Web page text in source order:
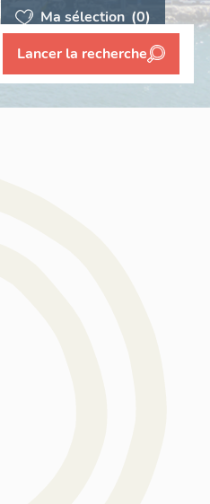
Ma sélection (0)
Lancer la recherche